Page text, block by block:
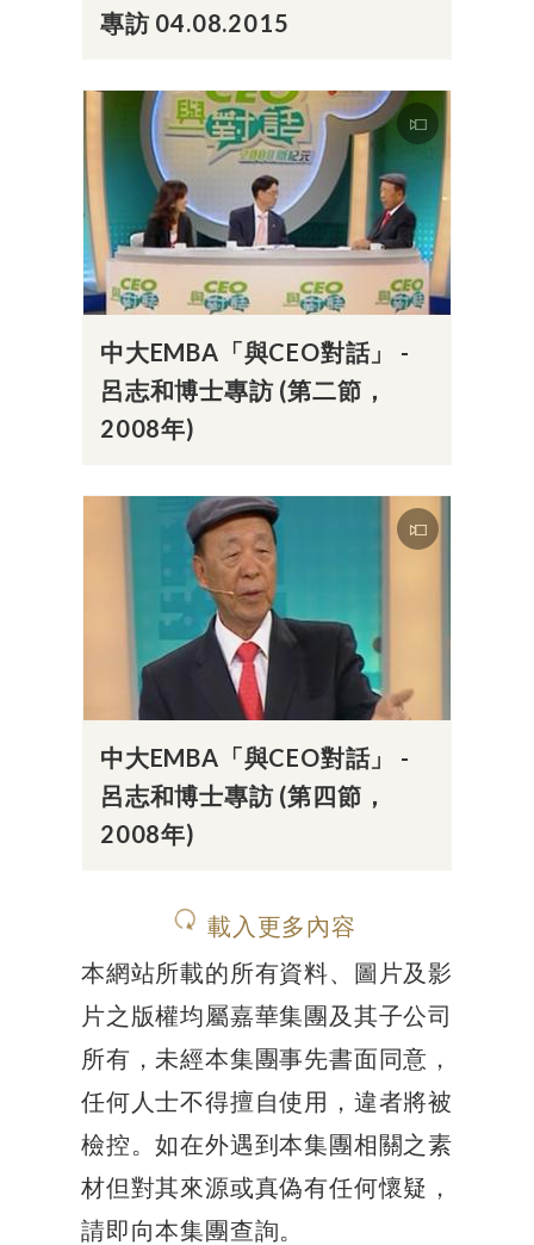
專訪 04.08.2015
中大EMBA「與CEO對話」 -
呂志和博士專訪 (第二節，
2008年)
中大EMBA「與CEO對話」 -
呂志和博士專訪 (第四節，
2008年)
載入更多內容
本網站所載的所有資料、圖片及影
片之版權均屬嘉華集團及其子公司
所有，未經本集團事先書面同意，
任何人士不得擅自使用，違者將被
檢控。如在外遇到本集團相關之素
材但對其來源或真偽有任何懷疑，
請即向本集團查詢。